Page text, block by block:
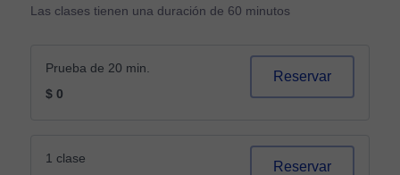
Las clases tienen una duración de 60 minutos
Prueba de 20 min.
$ 0
Reservar
1 clase
Reservar